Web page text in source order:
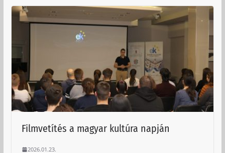
Filmvetítés a magyar kultúra napján
2026.01.23.